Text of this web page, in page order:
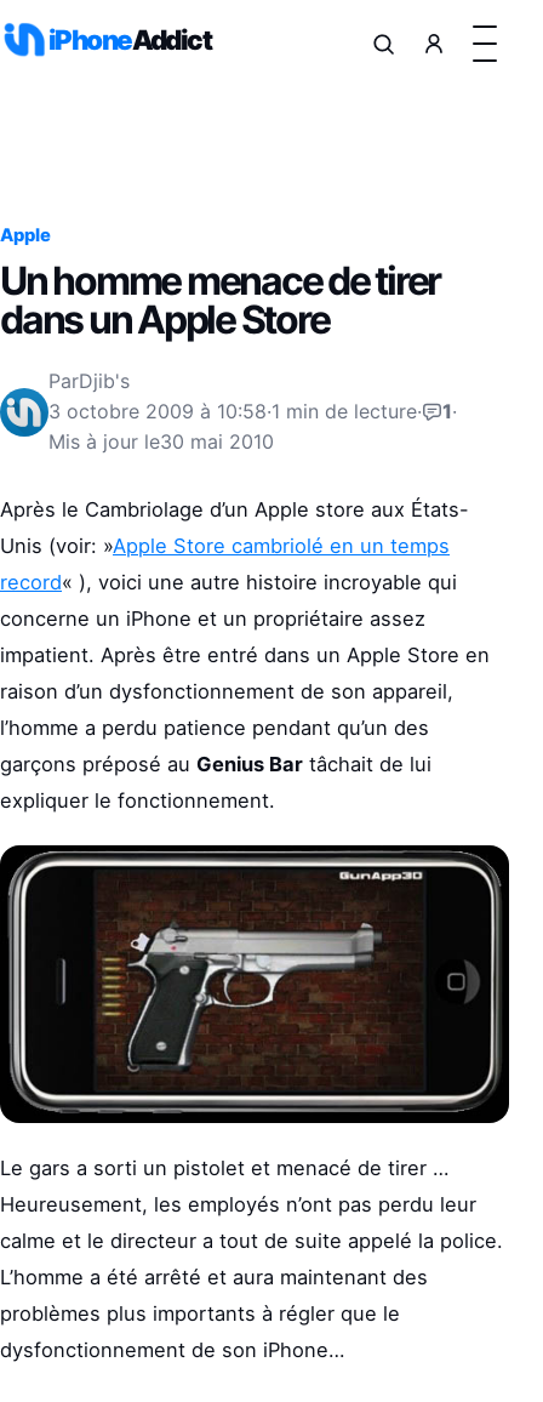
iPhoneAddict
Apple
Un homme menace de tirer
dans un Apple Store
ParDjib's
3 octobre 2009 à 10:58·1 min de lecture· 1·
Mis à jour le30 mai 2010
Après le Cambriolage d’un Apple store aux États-
Unis (voir: »Apple Store cambriolé en un temps
record« ), voici une autre histoire incroyable qui
concerne un iPhone et un propriétaire assez
impatient. Après être entré dans un Apple Store en
raison d’un dysfonctionnement de son appareil,
l’homme a perdu patience pendant qu’un des
garçons préposé au Genius Bar tâchait de lui
expliquer le fonctionnement.
Le gars a sorti un pistolet et menacé de tirer …
Heureusement, les employés n’ont pas perdu leur
calme et le directeur a tout de suite appelé la police.
L’homme a été arrêté et aura maintenant des
problèmes plus importants à régler que le
dysfonctionnement de son iPhone…